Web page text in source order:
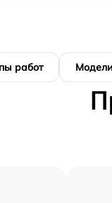
работ Модели